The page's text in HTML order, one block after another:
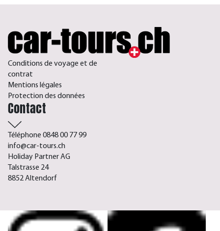
Conditions de voyage et de
contrat
Mentions légales
Protection des données
Contact
Téléphone 0848 00 77 99
info@car-tours.ch
Holiday Partner AG
Talstrasse 24
8852 Altendorf